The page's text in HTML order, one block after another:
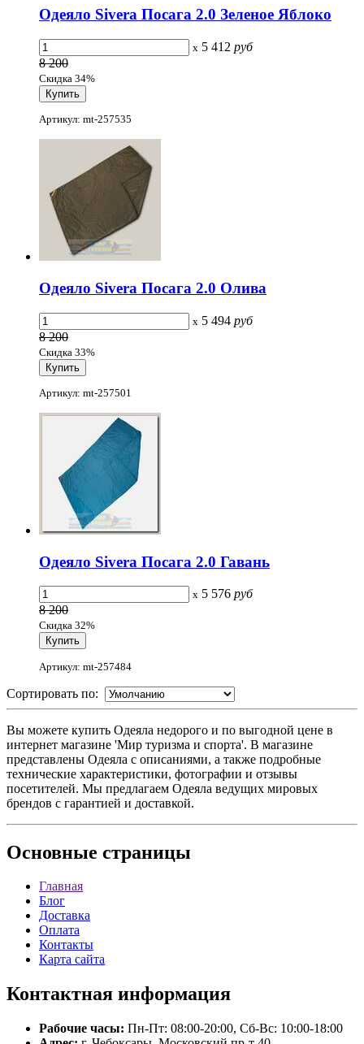
Одеяло Sivera Посага 2.0 Зеленое Яблоко
x 5 412 руб
8 200
Скидка 34%
Артикул: mt-257535
Одеяло Sivera Посага 2.0 Олива
x 5 494 руб
8 200
Скидка 33%
Артикул: mt-257501
Одеяло Sivera Посага 2.0 Гавань
x 5 576 руб
8 200
Скидка 32%
Артикул: mt-257484
Сортировать по:
Вы можете купить Одеяла недорого и по выгодной цене в
интернет магазине 'Мир туризма и спорта'. В магазине
представлены Одеяла с описаниями, а также подробные
технические характеристики, фотографии и отзывы
посетителей. Мы предлагаем Одеяла ведущих мировых
брендов с гарантией и доставкой.
Основные страницы
Главная
Блог
Доставка
Оплата
Контакты
Карта сайта
Контактная информация
Рабочие часы: Пн-Пт: 08:00-20:00, Сб-Вс: 10:00-18:00